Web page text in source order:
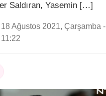
Saldıran, Yasemin […]
18 Ağustos 2021, Çarşamba -
11:22